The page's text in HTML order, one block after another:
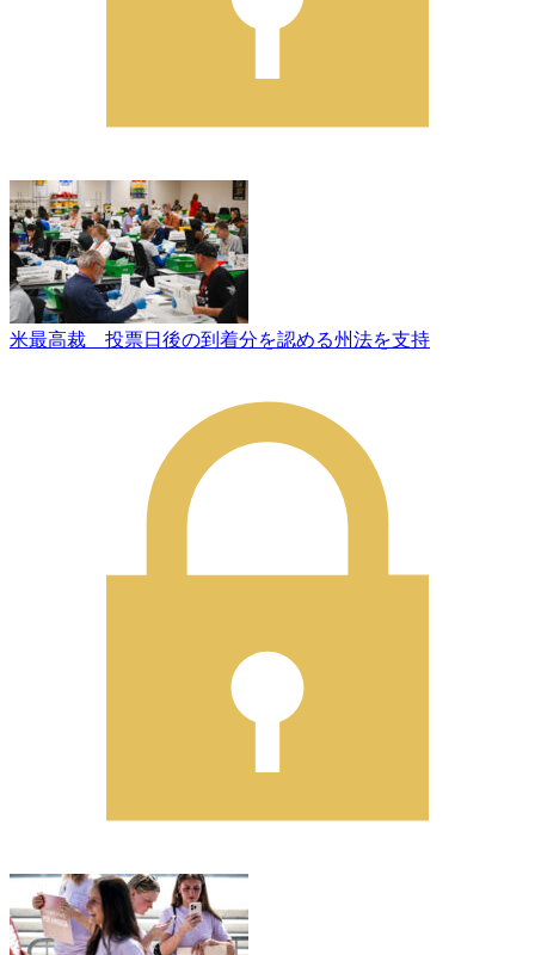
米最高裁 投票日後の到着分を認める州法を支持